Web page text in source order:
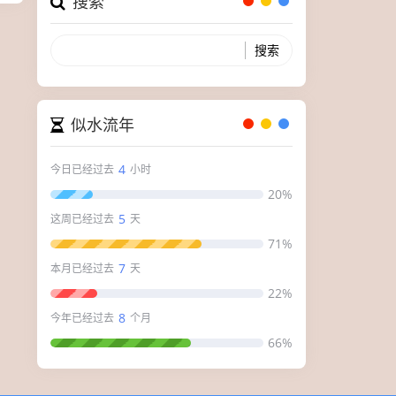
似水流年
今日已经过去 4 小时
20%
这周已经过去 5 天
71%
本月已经过去 7 天
22%
今年已经过去 8 个月
66%